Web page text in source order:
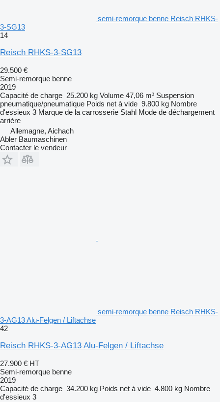
semi-remorque benne Reisch RHKS-
3-SG13
14
Reisch RHKS-3-SG13
29.500 €
Semi-remorque benne
2019
Capacité de charge 25.200 kg Volume 47,06 m³ Suspension
pneumatique/pneumatique Poids net à vide 9.800 kg Nombre
d'essieux 3 Marque de la carrosserie Stahl Mode de déchargement
arrière
Allemagne, Aichach
Abler Baumaschinen
Contacter le vendeur
semi-remorque benne Reisch RHKS-
3-AG13 Alu-Felgen / Liftachse
42
Reisch RHKS-3-AG13 Alu-Felgen / Liftachse
27.900 € HT
Semi-remorque benne
2019
Capacité de charge 34.200 kg Poids net à vide 4.800 kg Nombre
d'essieux 3